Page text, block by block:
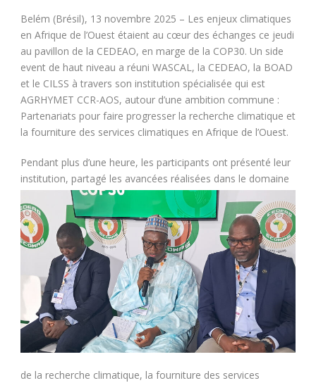
Belém (Brésil), 13 novembre 2025 – Les enjeux climatiques
en Afrique de l’Ouest étaient au cœur des échanges ce jeudi
au pavillon de la CEDEAO, en marge de la COP30. Un side
event de haut niveau a réuni WASCAL, la CEDEAO, la BOAD
et le CILSS à travers son institution spécialisée qui est
AGRHYMET CCR-AOS, autour d’une ambition commune :
Partenariats pour faire progresser la recherche climatique et
la fourniture des services climatiques en Afrique de l’Ouest.
Pendant plus d’une heure, les participants ont présenté leur
institution, partagé les avancées réalisées dans le domaine
de la recherche climatique, la fourniture des services